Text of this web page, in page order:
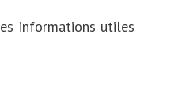
informations utiles